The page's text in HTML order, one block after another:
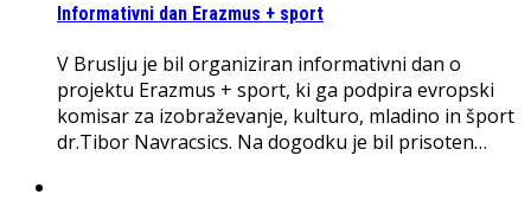
Informativni dan Erazmus + sport
V Bruslju je bil organiziran informativni dan o
projektu Erazmus + sport, ki ga podpira evropski
komisar za izobraževanje, kulturo, mladino in šport
dr.Tibor Navracsics. Na dogodku je bil prisoten…